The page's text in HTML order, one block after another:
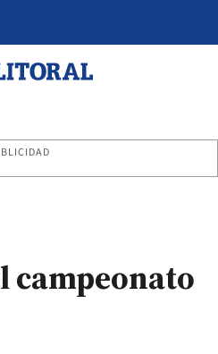
campeonato